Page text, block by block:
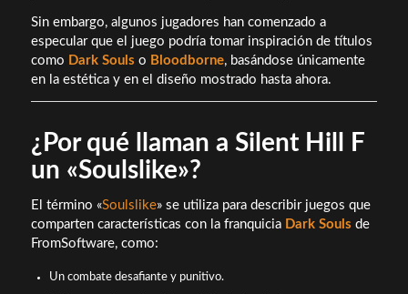
Sin embargo, algunos jugadores han comenzado a
especular que el juego podría tomar inspiración de títulos
como Dark Souls o Bloodborne, basándose únicamente
en la estética y en el diseño mostrado hasta ahora.
¿Por qué llaman a Silent Hill F
un «Soulslike»?
El término «Soulslike» se utiliza para describir juegos que
comparten características con la franquicia Dark Souls de
FromSoftware, como:
Un combate desafiante y punitivo.